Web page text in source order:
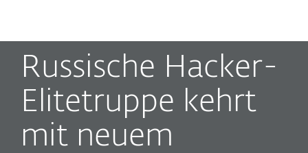
Russische Hacker-
Elitetruppe kehrt
mit neuem